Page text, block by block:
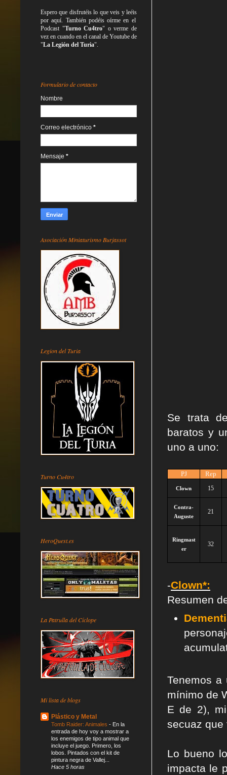
Se trata
baratos y
uno a uno:
PJ Rep
Clown 15
Contra-
Auguste
21
Ringmast
er
32
-Clown*:
Resumen
Tenemos
mínimo de
E de 2),
secuaz que
Lo bueno
impacta le
Espero que disfrutéis lo queveis yleéis
por aquí. También podéis oírme en el
Podcast "Turno Cu4tro" o verme de
vez en cuando en el canal de Youtube de
"La Legión del Turia".
Formulario de contacto
Nombre
Correo electrónico *
Mensaje *
Asociación Miniaturismo Burjassot
Legion del Turia
Turno Cu4tro
HeroQuest.es
La Patrulla del Cíclope
Mi lista de blogs
Plástico y Metal
Tomb Raider: Animales - En la
entrada de hoy voy a mostrar a
los enemigos de tipo animal que
incluye el juego. Primero, los
lobos. Pintados con el kit de
pintura negra de Vallej...
Hace 5 horas